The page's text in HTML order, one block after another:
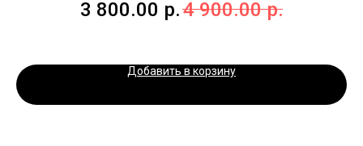
3 800.00 р.4 900.00 р.
Добавить в корзину